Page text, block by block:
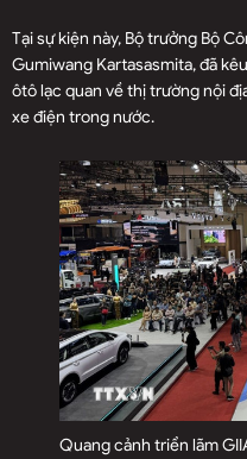
Tại sự kiện này, Bộ trưởng Bộ
Gumiwang Kartasasmita, đã
ôtô lạc quan về thị trường nội
xe điện trong nước.
Quang cảnh triển lãm